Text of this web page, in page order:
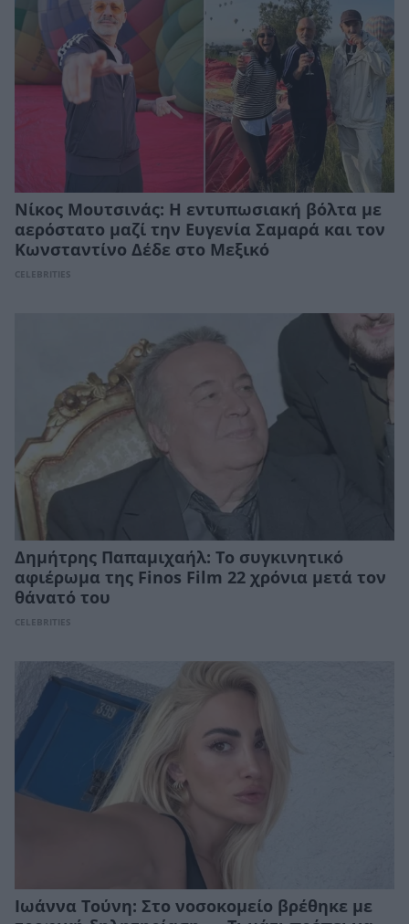
Νίκος Μουτσινάς: Η εντυπωσιακή βόλτα με
αερόστατο μαζί την Ευγενία Σαμαρά και τον
Κωνσταντίνο Δέδε στο Μεξικό
CELEBRITIES
Δημήτρης Παπαμιχαήλ: Το συγκινητικό
αφιέρωμα της Finos Film 22 χρόνια μετά τον
θάνατό του
CELEBRITIES
Ιωάννα Τούνη: Στο νοσοκομείο βρέθηκε με